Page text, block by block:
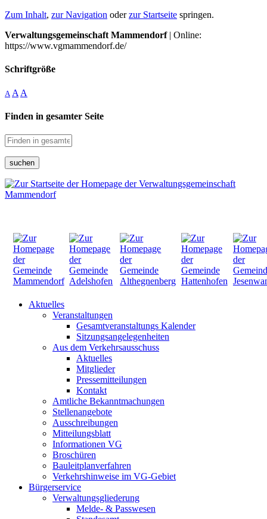
Zum Inhalt, zur Navigation oderzur Startseite springen.
Verwaltungsgemeinschaft Mammendorf| Online:
https://www.vgmammendorf.de/
Schriftgröße
A A A
Finden in gesamter Seite
suchen
Aktuelles
Veranstaltungen
Gesamtveranstaltungs Kalender
Sitzungsangelegenheiten
Aus dem Verkehrsausschuss
Aktuelles
Mitglieder
Pressemitteilungen
Kontakt
Amtliche Bekanntmachungen
Stellenangebote
Ausschreibungen
Mitteilungsblatt
Informationen VG
Broschüren
Bauleitplanverfahren
Verkehrshinweise im VG-Gebiet
Bürgerservice
Verwaltungsgliederung
Melde- & Passwesen